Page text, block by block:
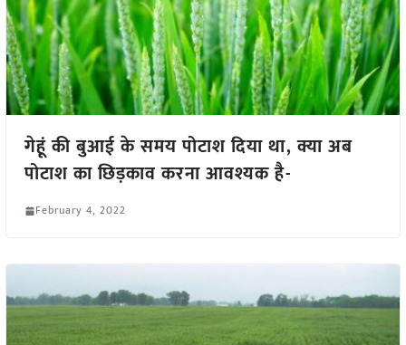
गेहूं की बुआई के समय पोटाश दिया था, क्या अब
पोटाश का छिड़काव करना आवश्यक है-
February 4, 2022